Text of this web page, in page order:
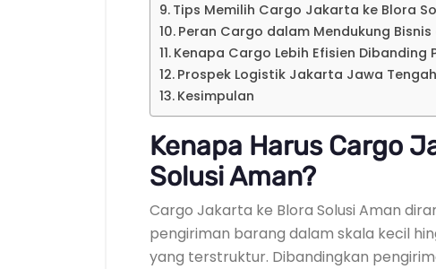
Tips Memilih Cargo Jakarta ke Blora
Peran Cargo dalam Mendukung Bisnis
Kenapa Cargo Lebih Efisien Dibanding
Prospek Logistik Jakarta Jawa Tengah
Kesimpulan
Kenapa Harus Cargo
Solusi Aman?
Cargo Jakarta ke Blora Solusi Aman
pengiriman barang dalam skala kecil
yang terstruktur. Dibandingkan